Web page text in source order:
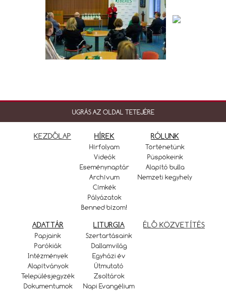
UGRÁS AZ OLDAL TETEJÉRE
KEZDŐLAP HÍREK
Hírfolyam
Videók
Eseménynaptár
Archívum
Címkék
Pályázatok
Benned bízom!
RÓLUNK
Történetünk
Püspökeink
Alapító bulla
Nemzeti kegyhely
ADATTÁR
Papjaink
Parókiák
Intézmények
Alapítványok
Településjegyzék
Dokumentumok
LITURGIA
Szertartásaink
Dallamvilág
Egyházi év
Útmutató
Zsoltárok
Napi Evangélium
ÉLŐ KÖZVETÍTÉS